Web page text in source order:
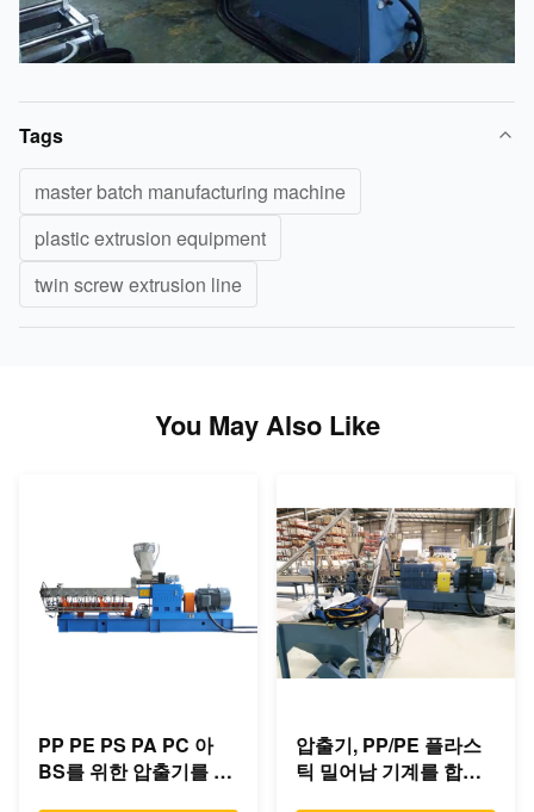
Tags
master batch manufacturing machine
plastic extrusion equipment
twin screw extrusion line
You May Also Like
PP PE PS PA PC 아
BS를 위한 압출기를 합
압출기, PP/PE 플라스
틱 밀어남 기계를 합성